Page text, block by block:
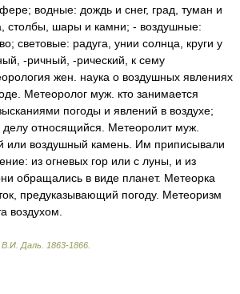
водные: дождь и снег, град, туман и
столбы, шары и камни; - воздушные:
световые: радуга, унии солнца, круги у
-ричный, -рический, к сему
жен. наука о воздушных явлениях
Метеоролог муж. кто занимается
погоды и явлений в воздухе;
делу относящийся. Метеоролит муж.
или воздушный камень. Им приписывали
из огневых гор или с луны, и из
обращались в виде планет. Метеорка
предуказывающий погоду. Метеоризм
воздухом.
В.И. Даль. 1863-1866